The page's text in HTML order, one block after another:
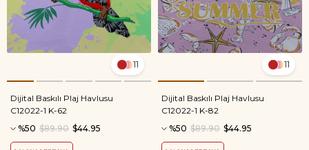
11
Dijital Baskılı Plaj Havlusu
C12022-1 K-62
%50
$44.95
$89.90
11
Dijital Baskılı Plaj Havlusu
C12022-1 K-82
%50
$44.95
$89.90